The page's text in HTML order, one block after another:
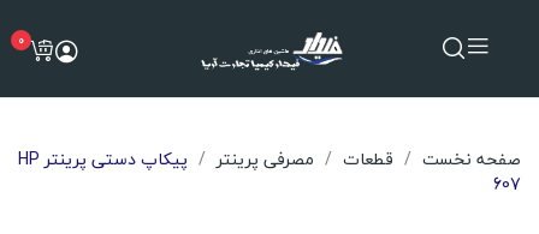
0
صفحه نخست قطعات مصرفی پرینتر
پیکاپ دستی پرینتر HP
607